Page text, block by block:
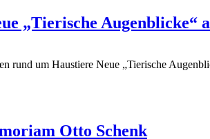
„Tierische Augenblicke“
rund um Haustiere Neue „Tierische
Otto Schenk